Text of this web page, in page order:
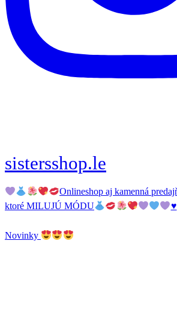
sistersshop.le
Onlineshop aj kamenná
ktoré MILUJÚ MÓDU
♥️
Novinky